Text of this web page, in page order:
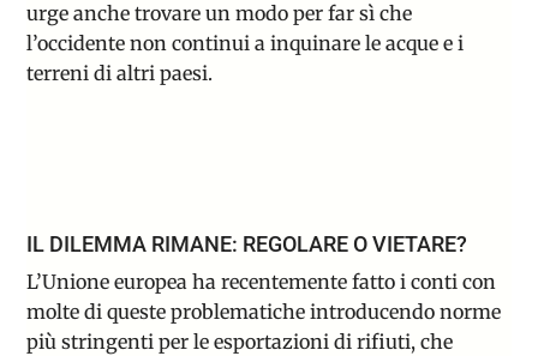
urge anche trovare un modo per far sì che
l’occidente non continui a inquinare le acque e i
terreni di altri paesi.
IL DILEMMA RIMANE: REGOLARE O VIETARE?
L’Unione europea ha recentemente fatto i conti con
molte di queste problematiche introducendonorme
più stringenti per le esportazioni di rifiuti, che